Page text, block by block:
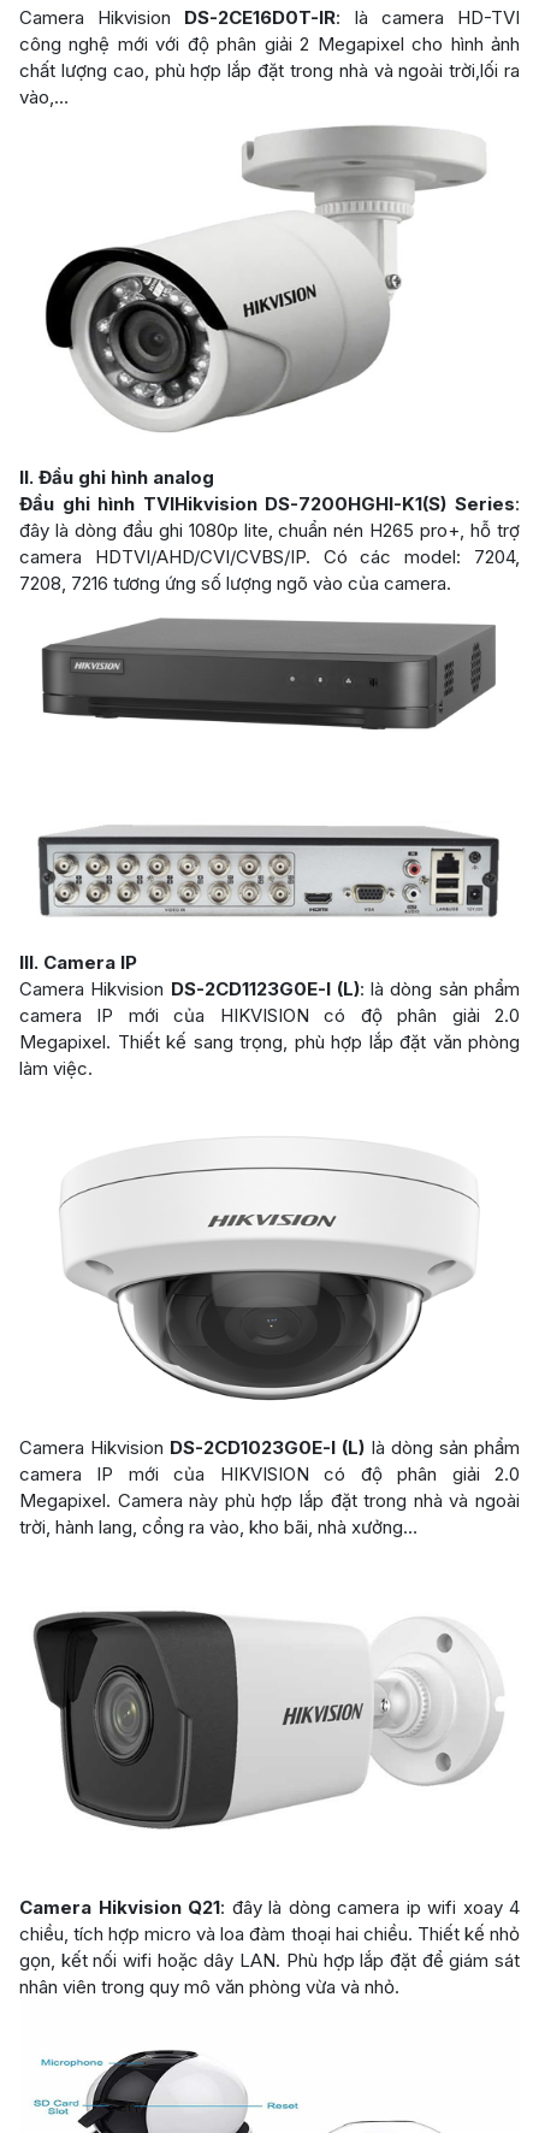
Camera Hikvision DS-2CE16D0T-IR: là camera HD-TVI
công nghệ mới với độ phân giải 2 Megapixel cho hình ảnh
chất lượng cao, phù hợp lắp đặt trong nhà và ngoài trời,lối ra
vào,…
II. Đầu ghi hình analog
Đầu ghi hình TVIHikvision DS-7200HGHI-K1(S) Series:
đây là dòng đầu ghi 1080p lite, chuẩn nén H265 pro+, hỗ trợ
camera HDTVI/AHD/CVI/CVBS/IP. Có các model: 7204,
7208, 7216 tương ứng số lượng ngõ vào của camera.
III. Camera IP
Camera Hikvision DS-2CD1123G0E-I (L): là dòng sản phẩm
camera IP mới của HIKVISION có độ phân giải 2.0
Megapixel. Thiết kế sang trọng, phù hợp lắp đặt văn phòng
làm việc.
Camera Hikvision DS-2CD1023G0E-I (L) là dòng sản phẩm
camera IP mới của HIKVISION có độ phân giải 2.0
Megapixel. Camera này phù hợp lắp đặt trong nhà và ngoài
trời, hành lang, cổng ra vào, kho bãi, nhà xưởng…
Camera Hikvision Q21: đây là dòng camera ip wifi xoay 4
chiều, tích hợp micro và loa đàm thoại hai chiều. Thiết kế nhỏ
gọn, kết nối wifi hoặc dây LAN. Phù hợp lắp đặt để giám sát
nhân viên trong quy mô văn phòng vừa và nhỏ.